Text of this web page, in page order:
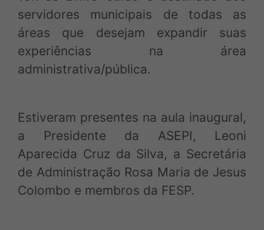
servidores municipais de todas as
áreas que desejam expandir suas
experiências na área
administrativa/pública.
Estiveram presentes na aula inaugural,
a Presidente da ASEPI, Leoni
Aparecida Cruz da Silva, a Secretária
de Administração Rosa Maria de Jesus
Colombo e membros da FESP.